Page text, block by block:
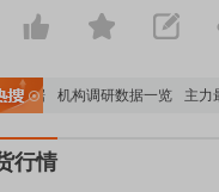
据 机构调研数据一览 主力最
行情